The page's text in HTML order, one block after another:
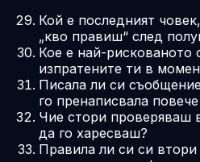
Кой е последният
„кво правиш“ след
Кое е най-рискованото
изпратените ти в
Писала ли си
го пренаписвала
Чие стори проверяваш
да го харесваш?
Правила ли си си